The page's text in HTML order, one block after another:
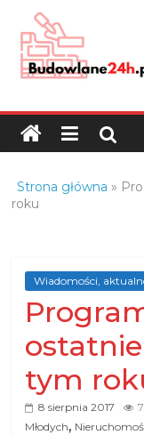
content
Budowlane24h.pl
portal
budowlany
oraz
budowlanej
Strona główna »
roku
Wiadomości,
tym
8 sierpnia 2017
Młodych,